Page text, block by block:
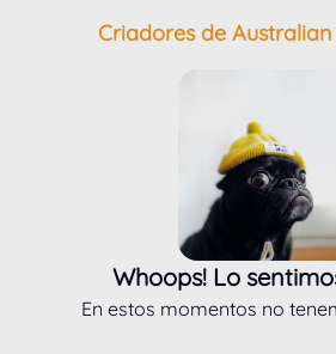
Criadores de
Whoops! Lo
En estos momentos no